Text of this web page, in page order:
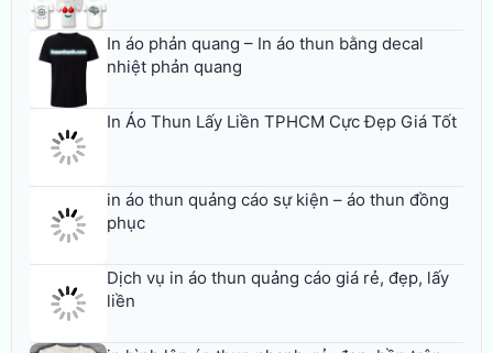
In áo phản quang – In áo thun bằng decal
nhiệt phản quang
In Áo Thun Lấy Liền TPHCM Cực Đẹp Giá Tốt
in áo thun quảng cáo sự kiện – áo thun đồng
phục
Dịch vụ in áo thun quảng cáo giá rẻ, đẹp, lấy
liền